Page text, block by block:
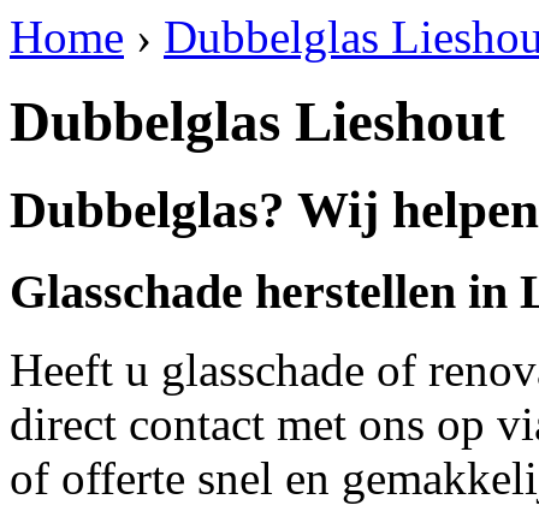
Home › Dubbelglas
Dubbelglas Lieshout
Dubbelglas? Wij
Glasschade herstellen in
Heeft u glasschade of
direct contact met ons op
of offerte snel en